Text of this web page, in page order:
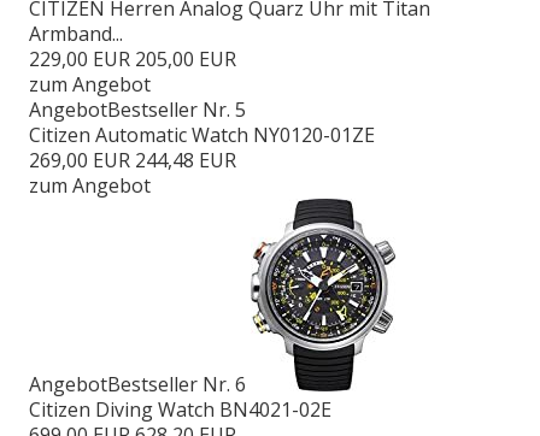
CITIZEN Herren Analog Quarz Uhr mit Titan
Armband...
229,00 EUR 205,00 EUR
zum Angebot
AngebotBestseller Nr. 5
Citizen Automatic Watch NY0120-01ZE
269,00 EUR 244,48 EUR
zum Angebot
AngebotBestseller Nr. 6
Citizen Diving Watch BN4021-02E